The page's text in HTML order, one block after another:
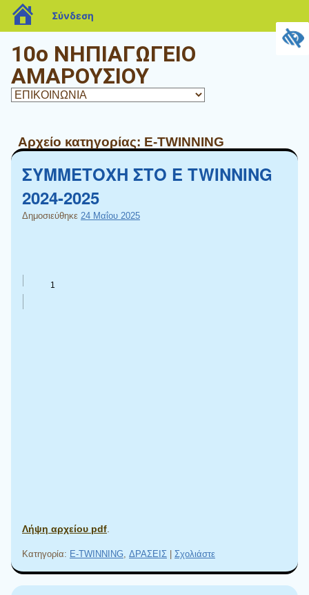
10o ΝΗΠΙΑΓΩΓΕΙΟ
ΑΜΑΡΟΥΣΙΟΥ
Αρχείο κατηγορίας: E-TWINNING
ΣΥΜΜΕΤΟΧΗ ΣΤΟ E TWINNING
2024-2025
Δημοσιεύθηκε 24 Μαΐου 2025
Λήψη αρχείου pdf
Κατηγορία: E-TWINNING ΔΡΑΣΕΙΣ Σχολιάστε
blogs.sch.gr
Σύνδεση